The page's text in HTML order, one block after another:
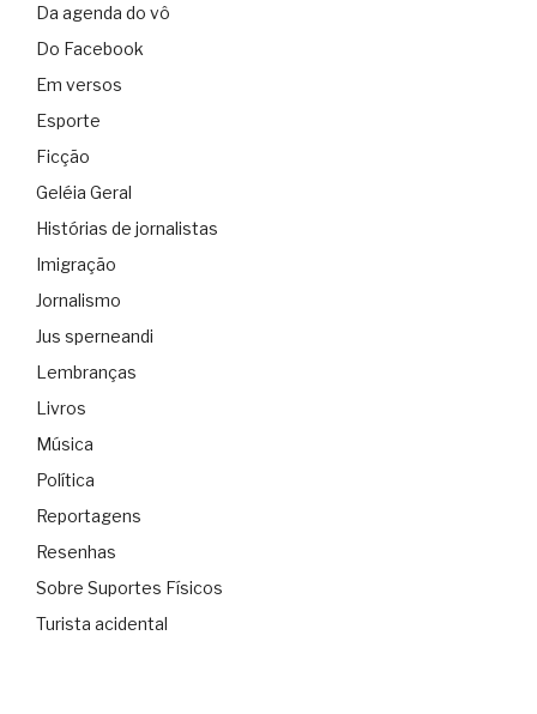
Da agenda do vô
Do Facebook
Em versos
Esporte
Ficção
Geléia Geral
Histórias de jornalistas
Imigração
Jornalismo
Jus sperneandi
Lembranças
Livros
Música
Política
Reportagens
Resenhas
Sobre Suportes Físicos
Turista acidental